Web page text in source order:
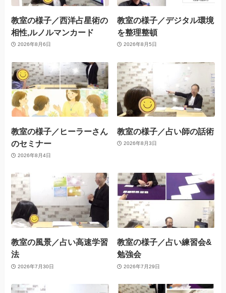
教室の様子／西洋占星術の
相性,ルノルマンカード
2026年8月6日
教室の様子／デジタル環境
を整理整頓
2026年8月5日
教室の様子／ヒーラーさん
のセミナー
2026年8月4日
教室の様子／占い師の話術
2026年8月3日
教室の風景／占い高速学習
法
2026年7月30日
教室の様子／占い練習会&
勉強会
2026年7月29日